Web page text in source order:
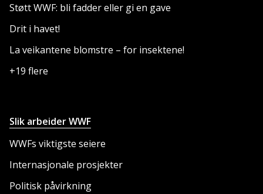
Støtt WWF: bli fadder eller gi en gave
Drit i havet!
La veikantene blomstre – for insektene!
+19 flere
Slik arbeider WWF
WWFs viktigste seiere
Internasjonale prosjekter
Politisk påvirkning